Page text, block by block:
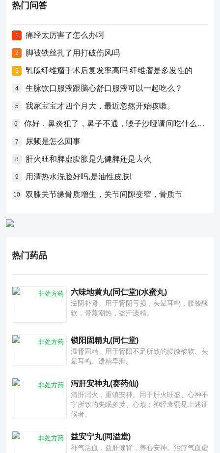
热门问答
1 痛经太厉害了怎么办啊
2 脚被铁丝扎了用打破伤风吗
3 乳腺纤维瘤手术后复发率高吗 纤维瘤是多发性的
4 生脉饮口服液跟脑心舒口服液可以一起吃么？
5 我家宝宝才四个月大，最近忽然开始咳嗽。
6 你好，鼻炎犯了，鼻子不通，嗓子沙哑请问吃什么药比较好？
7 尿频是怎么回事
8 肝火旺和脾虚腹胀是先健脾还是去火
9 用清热水洗脸好吗,是油性皮肤!
10 双膝关节缘骨质增生，关节间隙变窄，骨质节
热门药品
非处方药 六味地黄丸(同仁堂)(水蜜丸)
滋阴补肾。用于肾阴亏损，头晕耳鸣，腰膝酸
软，骨蒸潮热，盗汗遗精。
非处方药 锁阳固精丸(同仁堂)
温肾固精。用于肾阳不足所致的腰膝酸软、头
晕耳鸣、遗精早泄。
非处方药 泻肝安神丸(赛药仙)
清肝泻火，重镇安神。用于肝火旺盛、心神不
宁所致的失眠多梦、心烦；神经衰弱见上述证
候者。
非处方药 益安宁丸(同溢堂)
补气活血，益肝健肾，养心安神。治疗气血虚